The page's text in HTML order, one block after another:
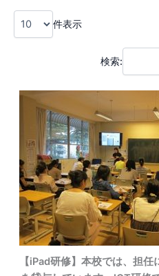
件表示
検索:
【iPad研修】本校では、担任